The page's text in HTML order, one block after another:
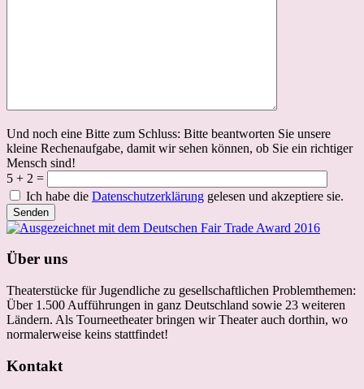
Und noch eine Bitte zum Schluss: Bitte beantworten Sie unsere
kleine Rechenaufgabe, damit wir sehen können, ob Sie ein richtiger
Mensch sind!
5 + 2 =
Ich habe die Datenschutzerklärung gelesen und akzeptiere sie.
Über uns
Theaterstücke für Jugendliche zu gesellschaftlichen Problemthemen:
Über 1.500 Aufführungen in ganz Deutschland sowie 23 weiteren
Ländern. Als Tourneetheater bringen wir Theater auch dorthin, wo
normalerweise keins stattfindet!
Kontakt